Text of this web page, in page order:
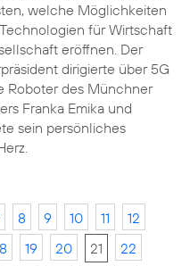
welche Möglichkeiten
für Wirtschaft
eröffnen. Der
dirigierte über 5G
Roboter des Münchner
Franka Emika und
sein persönliches
8 9 10 11
12
19 20 21
22